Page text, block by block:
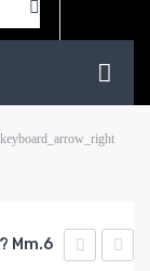
keyboard_arrow_right
Mm.6